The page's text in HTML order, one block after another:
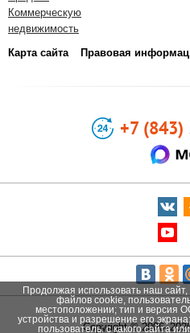
Коммерческую
недвижимость
Карта сайта
Правовая
+7
Copyright ©
Продолжая использовать наш
файлов cookie,
местоположении; тип и версия
устройства и разрешение его
пользователь; с какого сайта